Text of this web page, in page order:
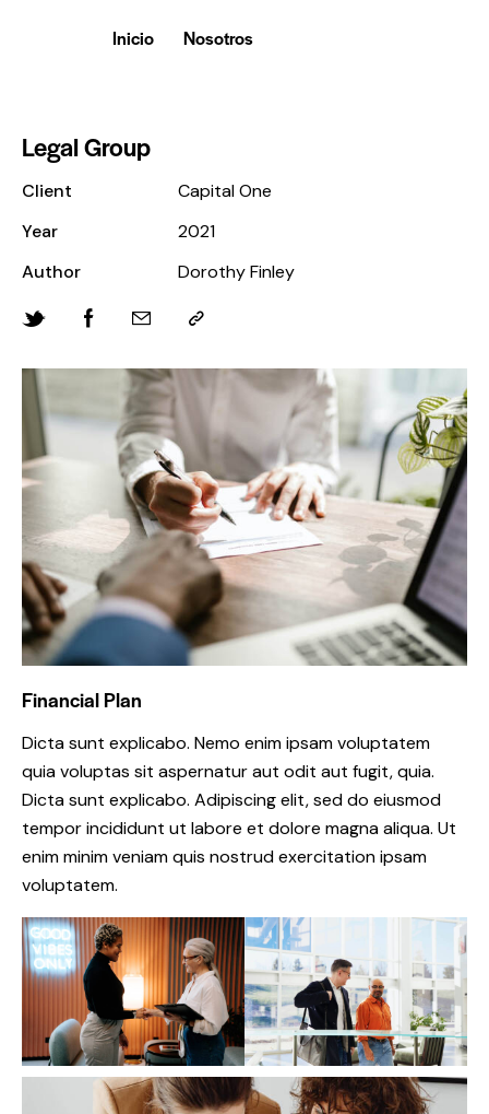
Inicio Nosotros
Legal Group
Financial Plan
Dicta sunt explicabo. Nemo enim ipsam voluptatem
quia voluptas sit aspernatur aut odit aut fugit, quia.
Dicta sunt explicabo. Adipiscing elit, sed do eiusmod
tempor incididunt ut labore et dolore magna aliqua. Ut
enim minim veniam quis nostrud exercitation ipsam
voluptatem.
Client
Capital One
Year
2021
Author
Dorothy Finley